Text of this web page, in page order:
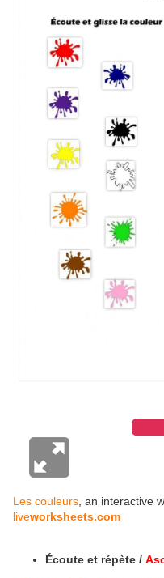
Les couleurs , an interactive
liveworksheets.com
Écoute et répète /